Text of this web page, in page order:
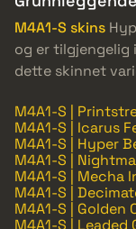
M4A1-S skins
og er
dette skinnet
M4A1-S |
M4A1-S | Icarus
M4A1-S | Hyper
M4A1-S |
M4A1-S | Mecha
M4A1-S |
M4A1-S | Golden
M4A1-S | Leaded